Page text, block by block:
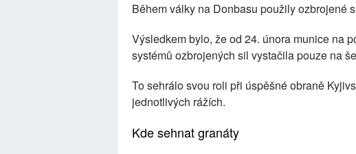
Během války na Donbasu použily ozbrojené
Výsledkem bylo, že od 24. února munice na
systémů ozbrojených sil vystačila pouze na
To sehrálo svou roli při úspěšné obraně
jednotlivých rážích.
Kde sehnat granáty